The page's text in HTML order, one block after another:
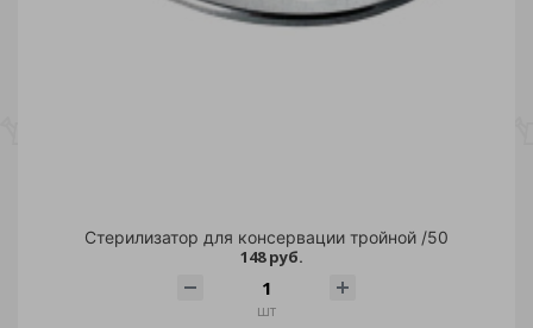
Стерилизатор для консервации тройной /50
148 руб.
шт